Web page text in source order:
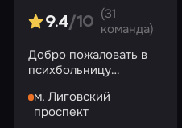
9.4/10
(31
команда)
Добро пожаловать в
психбольницу
пристанище для
знаменитых
м. Лиговский
проспект